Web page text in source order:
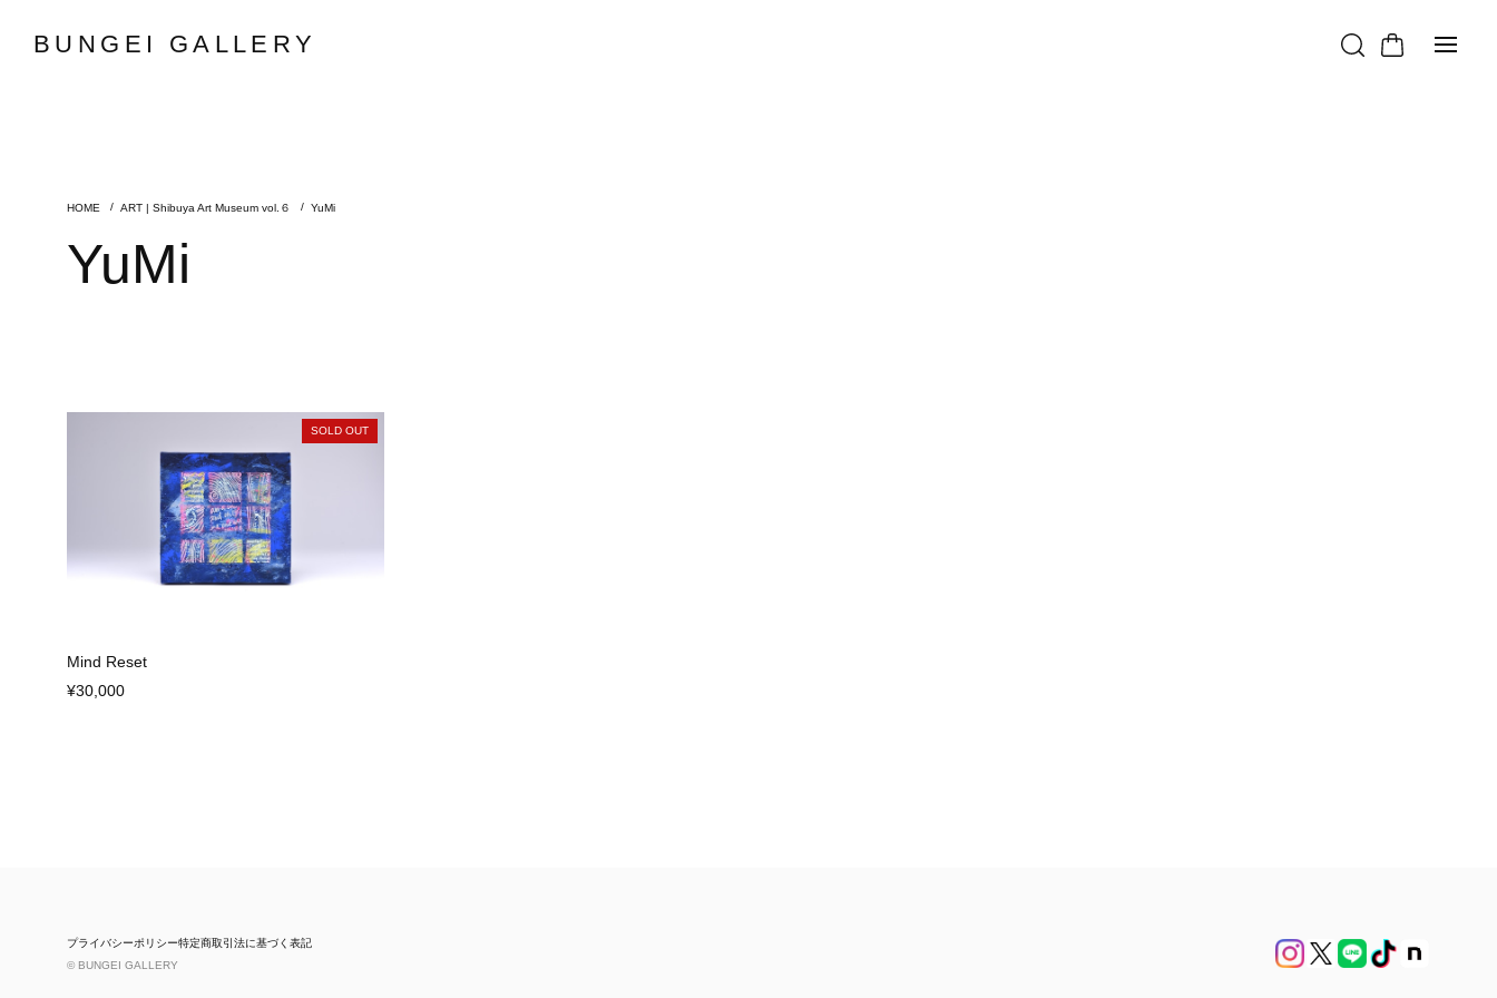
BUNGEI GALLERY
ART | Shibuya Art Museum vol.６ YuMi
YuMi
SOLD OUT
Mind Reset
¥30,000
プライバシーポリシー特定商取引法に基づく表記
© BUNGEI GALLERY